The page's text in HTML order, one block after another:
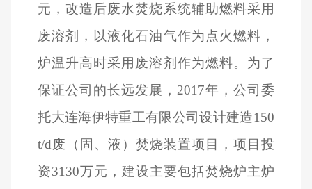
元，改造后废水焚烧系统辅助燃料采用
废溶剂，以液化石油气作为点火燃料，
炉温升高时采用废溶剂作为燃料。为了
保证公司的长远发展，2017年，公司委
托大连海伊特重工有限公司设计建造150
t/d废（固、液）焚烧装置项目，项目投
资3130万元，建设主要包括焚烧炉主炉